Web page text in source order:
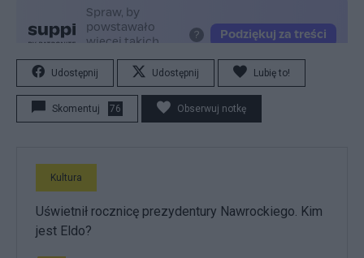
Udostępnij Udostępnij Lubię to!
Skomentuj 76 Obserwuj notkę
Kultura
Uświetnił rocznicę prezydentury Nawrockiego. Kim
jest Eldo?